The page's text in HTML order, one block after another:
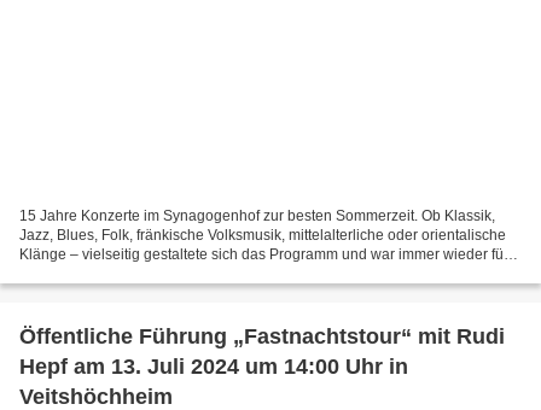
15 Jahre Konzerte im Synagogenhof zur besten Sommerzeit. Ob Klassik,
Jazz, Blues, Folk, fränkische Volksmusik, mittelalterliche oder orientalische
Klänge – vielseitig gestaltete sich das Programm und war immer wieder für
Öffentliche Führung „Fastnachtstour“ mit Rudi
Hepf am 13. Juli 2024 um 14:00 Uhr in
Veitshöchheim